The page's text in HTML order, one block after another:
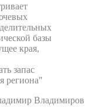
базы
края,
запас
региона"
Владимиров